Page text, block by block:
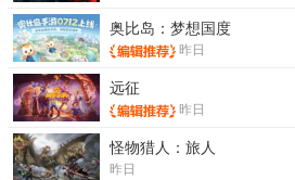
奥比岛：梦想国度
昨日
远征
昨日
怪物猎人：旅人
昨日